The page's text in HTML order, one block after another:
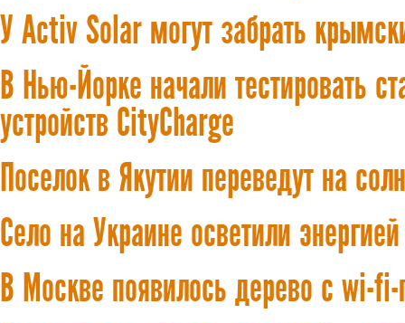
У Activ Solar могут забрать
В Нью-Йорке начали тестировать
устройств CityCharge
Поселок в Якутии переведут на
Село на Украине осветили
В Москве появилось дерево с wi-